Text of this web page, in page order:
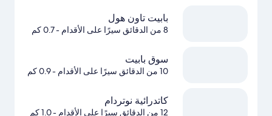
بابيت تاون هول
8 من الدقائق سيرًا على الأقدام - 0.7 كم
سوق بابيت
10 من الدقائق سيرًا على الأقدام - 0.9 كم
كاتدرائية نوتردام
12 من الدقائق سيرًا على الأقدام - 1.0 كم